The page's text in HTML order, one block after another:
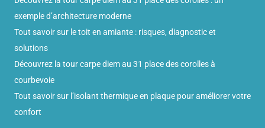
exemple d’architecture moderne
Tout savoir sur le toit en amiante : risques, diagnostic et
solutions
Découvrez la tour carpe diem au 31 place des corolles à
courbevoie
Tout savoir sur l’isolant thermique en plaque pour améliorer votre
confort